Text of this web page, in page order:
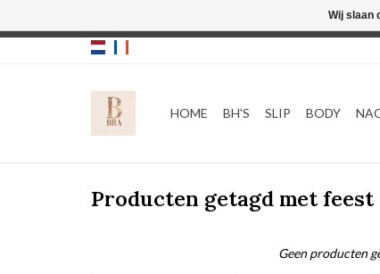
HOME BH'S SLIP BODY
Producten getagd met feest
Geen producten
Wij slaan